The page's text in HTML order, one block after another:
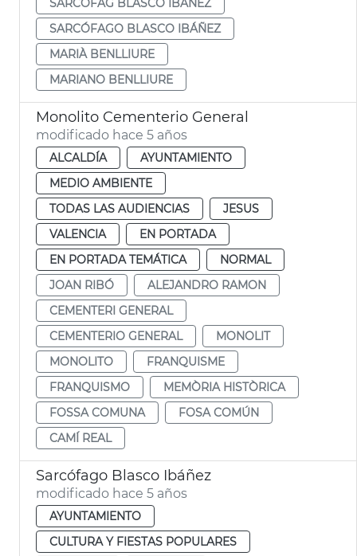
SARCÓFAGO BLASCO IBÁÑEZ
MARIÀ BENLLIURE
MARIANO BENLLIURE
Monolito Cementerio General
modificado hace 5 años
ALCALDÍA
AYUNTAMIENTO
MEDIO AMBIENTE
TODAS LAS AUDIENCIAS
JESUS
VALENCIA
EN PORTADA
EN PORTADA TEMÁTICA
NORMAL
JOAN RIBÓ
ALEJANDRO RAMON
CEMENTERI GENERAL
CEMENTERIO GENERAL
MONOLIT
MONOLITO
FRANQUISME
FRANQUISMO
MEMÒRIA HISTÒRICA
FOSSA COMUNA
FOSA COMÚN
CAMÍ REAL
Sarcófago Blasco Ibáñez
modificado hace 5 años
AYUNTAMIENTO
CULTURA Y FIESTAS POPULARES